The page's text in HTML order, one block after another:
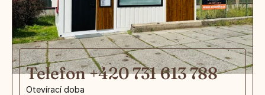
Telefon +420 731 613 788
Otevírací doba